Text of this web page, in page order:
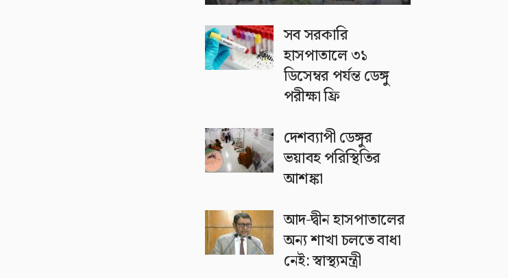
সব সরকারি
হাসপাতালে ৩১
ডিসেম্বর পর্যন্ত ডেঙ্গু
পরীক্ষা ফ্রি
দেশব্যাপী ডেঙ্গুর
ভয়াবহ পরিস্থিতির
আশঙ্কা
আদ-দ্বীন হাসপাতালের
অন্য শাখা চলতে বাধা
নেই: স্বাস্থ্যমন্ত্রী